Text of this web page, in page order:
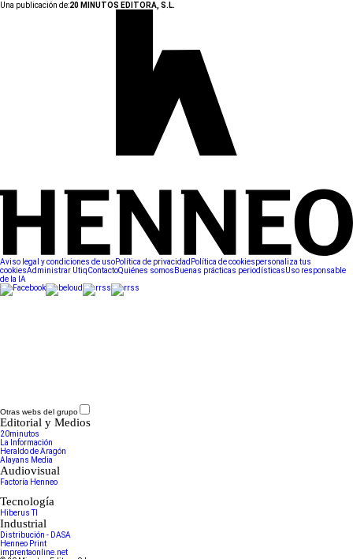
Una publicación de:20 MINUTOS EDITORA, S.L.
Aviso legal y condiciones de usoPolítica de privacidad Política de cookiespersonaliza tus
cookiesAdministrar UtiqContactoQuiénes somos Buenas prácticas periodísticasUso responsable
de la IA
Otras webs del grupo
Editorial y Medios
20minutos
La Información
Heraldo de Aragón
Alayans Media
Audiovisual
Factoría Henneo
Tecnología
Hiberus TI
Industrial
Distribución - DASA
Henneo Print
imprentaonline.net